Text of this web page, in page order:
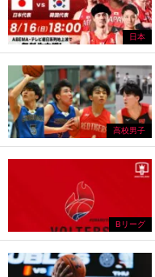
日本
高校男子
Bリーグ